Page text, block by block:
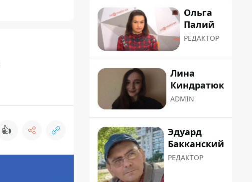
👍
Ольга
Палий
РЕДАКТОР
Лина
Киндратюк
ADMIN
Эдуард
Бакканский
РЕДАКТОР